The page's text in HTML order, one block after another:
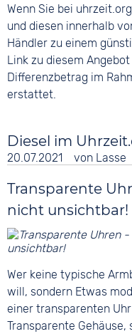
Wenn Sie bei
und diesen innerhalb
Händler zu einem
Link zu diesem
Differenzbetrag im
erstattet.
Diesel im
20.07.2021 von Lasse
Transparente
nicht unsichtbar!
Wer keine typische
will, sondern Etwas
einer transparenten
Transparente